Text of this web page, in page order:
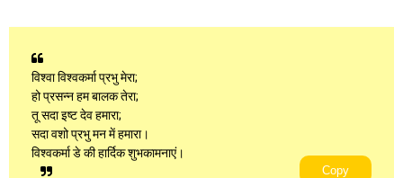
विश्वा विश्वकर्मा प्रभु मेरा;
हो प्रसन्न हम बालक तेरा;
तू सदा इष्ट देव हमारा;
सदा वशो प्रभु मन में हमारा।
विश्वकर्मा डे की हार्दिक शुभकामनाएं।
Copy